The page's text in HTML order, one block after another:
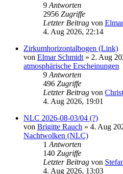
9 Antworten
2956 Zugriffe
Letzter Beitrag von
4. Aug 2026, 22:14
Zirkumhorizontalbogen (Link)
von Elmar Schmidt » 2. Aug
atmosphärische Erscheinungen
9 Antworten
496 Zugriffe
Letzter Beitrag von
4. Aug 2026, 19:01
NLC 2026-08-03/04 (?)
von Brigitte Rauch » 4. Aug
Nachtwolken (NLC)
1 Antworten
140 Zugriffe
Letzter Beitrag von
4. Aug 2026, 13:03